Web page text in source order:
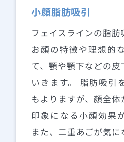
小顔脂肪吸引
フェイスラインの脂
お顔の特徴や理想的
て、顎や顎下などの
いきます。 脂肪吸引
もよりますが、顔全
印象になる小顔効果
また、二重あごが気